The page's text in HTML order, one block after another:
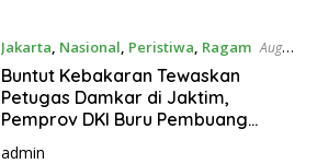
Jakarta, Nasional, Peristiwa, Ragam August
3, 2026
Buntut Kebakaran Tewaskan
Petugas Damkar di Jaktim,
Pemprov DKI Buru Pembuang
Sampah Ilegal
admin